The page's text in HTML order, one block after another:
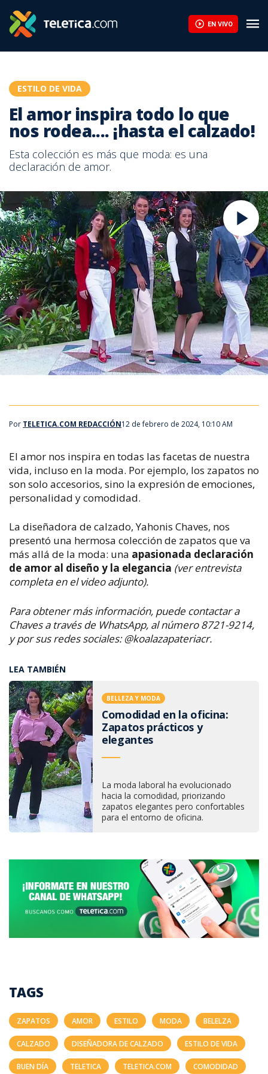
EN VIVO
ESTILO DE VIDA
El amor inspira todo lo que
nos rodea.... ¡hasta el calzado!
Esta colección es más que moda: es una
declaración de amor.
Por TELETICA.COM REDACCIÓN12 de febrero de 2024, 10:10 AM
El amor nos inspira en todas las facetas de nuestra
vida, incluso en la moda. Por ejemplo, los zapatos no
son solo accesorios, sino la expresión de emociones,
personalidad y comodidad.
La diseñadora de calzado, Yahonis Chaves, nos
presentó una hermosa colección de zapatos que va
más allá de la moda: una apasionada declaración
de amor al diseño y la elegancia (ver entrevista
completa en el video adjunto).
Para obtener más información, puede contactar a
Chaves a través de WhatsApp, al número 8721-9214,
y por sus redes sociales: @koalazapateriacr.
LEA TAMBIÉN
BELLEZA Y MODA
Comodidad en la oficina:
Zapatos prácticos y
elegantes
La moda laboral ha evolucionado
hacia la comodidad, priorizando
zapatos elegantes pero confortables
para el entorno de oficina.
TAGS
ZAPATOS AMOR ESTILO MODA BELELZA
CALZADO DISEÑADORA DE CALZADO ESTILO DE VIDA
BUEN DÍA TELETICA TELETICA.COM COMODIDAD